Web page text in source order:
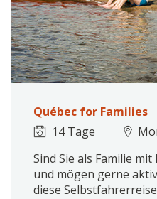
Québec for Families
14 Tage
Sind Sie als Familie
und mögen gerne
diese